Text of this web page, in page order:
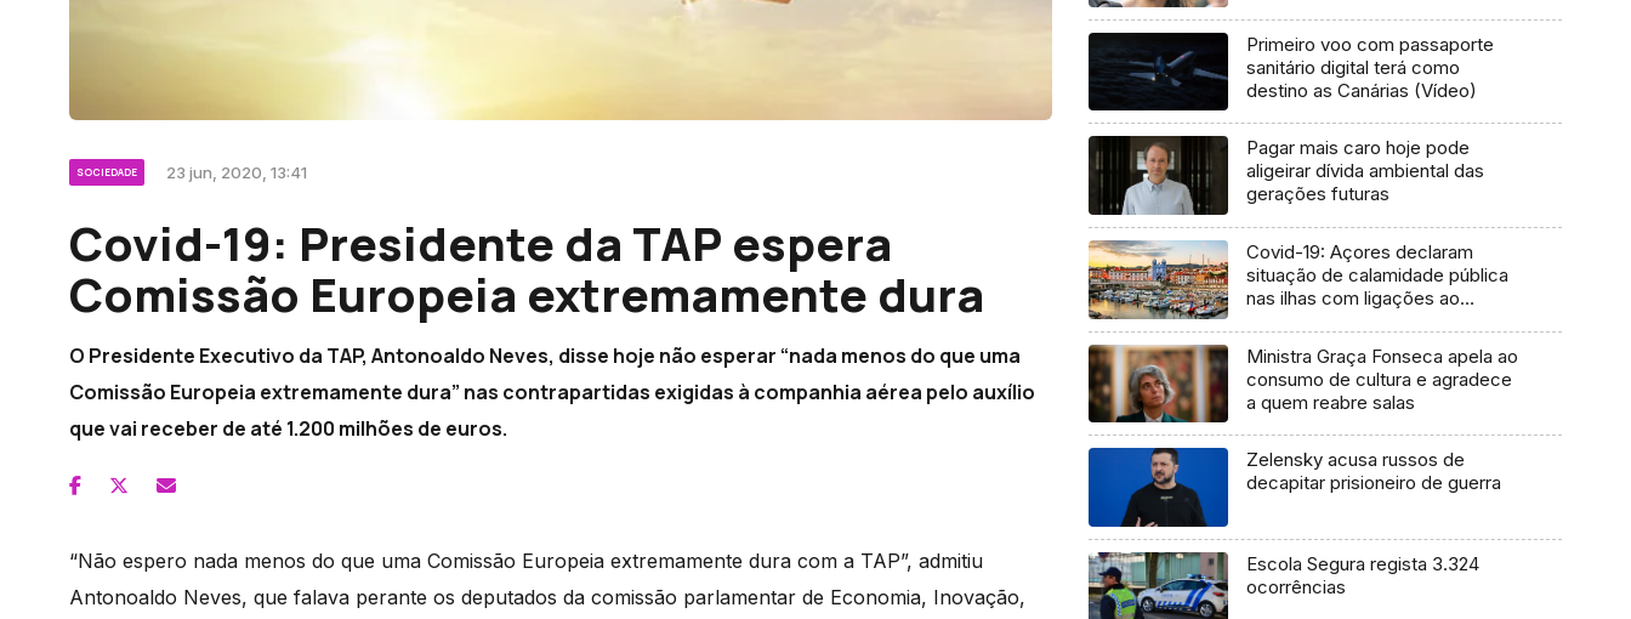
SOCIEDADE 23 jun, 2020, 13:41
Covid-19: Presidente da TAP espera
Comissão Europeia extremamente dura
O Presidente Executivo da TAP, Antonoaldo Neves, disse hoje não esperar “nada menos do que uma
Comissão Europeia extremamente dura” nas contrapartidas exigidas à companhia aérea pelo auxílio
que vai receber de até 1.200 milhões de euros.
“Não espero nada menos do que uma Comissão Europeia extremamente dura com a TAP”, admitiu
Antonoaldo Neves, que falava perante os deputados da comissão parlamentar de Economia, Inovação,
Primeiro voo com passaporte
sanitário digital terá como
destino as Canárias (Vídeo)
Pagar mais caro hoje pode
aligeirar dívida ambiental das
gerações futuras
Covid-19: Açores declaram
situação de calamidade pública
nas ilhas com ligações ao
Ministra Graça Fonseca apela ao
consumo de cultura e agradece
a quem reabre salas
Zelensky acusa russos de
decapitar prisioneiro de guerra
Escola Segura regista 3.324
ocorrências